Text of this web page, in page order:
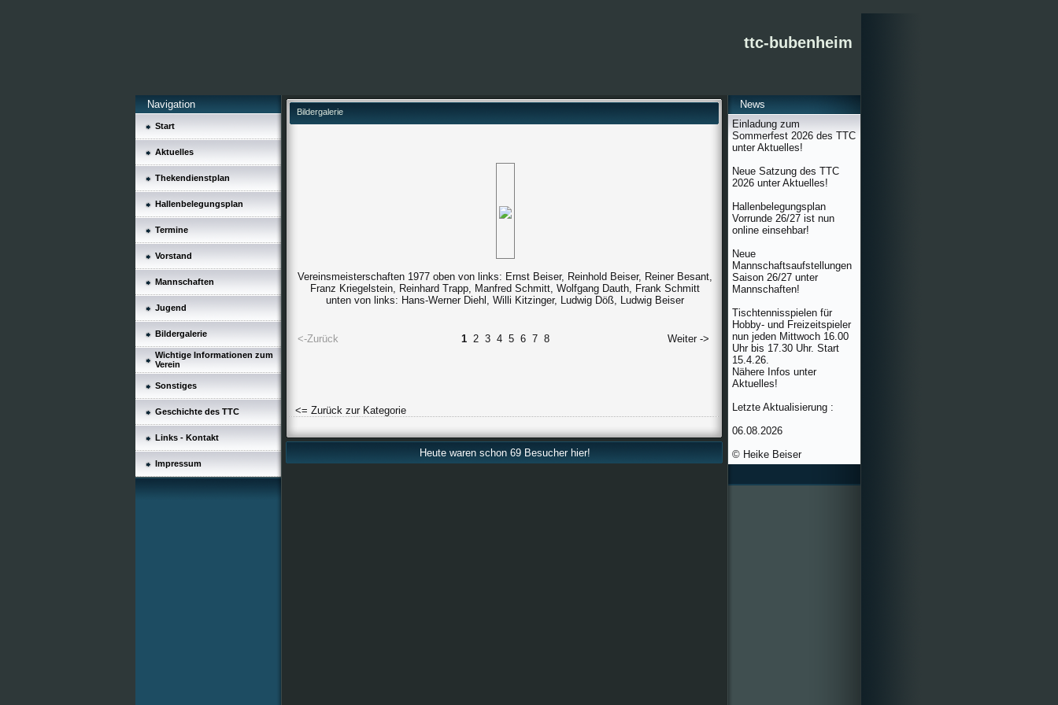
ttc-bubenheim
Navigation
Start
Aktuelles
Thekendienstplan
Hallenbelegungsplan
Termine
Vorstand
Mannschaften
Jugend
Bildergalerie
Wichtige Informationen zum
Verein
Sonstiges
Geschichte des TTC
Links - Kontakt
Impressum
Bildergalerie
Vereinsmeisterschaften 1977 oben von links: Ernst Beiser, Reinhold Beiser, Reiner Besant,
Franz Kriegelstein, Reinhard Trapp, Manfred Schmitt, Wolfgang Dauth, Frank Schmitt
unten von links: Hans-Werner Diehl, Willi Kitzinger, Ludwig Döß, Ludwig Beiser
<-Zurück 1 2 3 4 5 6 7 8 Weiter ->
<= Zurück zur Kategorie
Heute waren schon 69 Besucher hier!
News
Einladung zum
Sommerfest 2026 des TTC
unter Aktuelles!
Neue Satzung des TTC
2026 unter Aktuelles!
Hallenbelegungsplan
Vorrunde 26/27 ist nun
online einsehbar!
Neue
Mannschaftsaufstellungen
Saison 26/27 unter
Mannschaften!
Tischtennisspielen für
Hobby- und Freizeitspieler
nun jeden Mittwoch 16.00
Uhr bis 17.30 Uhr. Start
15.4.26.
Nähere Infos unter
Aktuelles!
Letzte Aktualisierung :
06.08.2026
© Heike Beiser